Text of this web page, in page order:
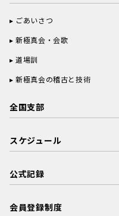
ごあいさつ
新極真会・会歌
道場訓
新極真会の稽古と技術
全国支部
スケジュール
公式記録
会員登録制度